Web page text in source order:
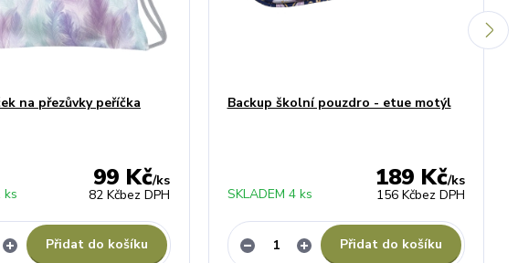
na přezůvky peříčka
99 Kč/ks
82 Kčbez DPH
ks
Přidat do košíku
Backup školní pouzdro - etue motýl
189 Kč/ks
156 Kčbez DPH
SKLADEM 4 ks
Přidat do košíku